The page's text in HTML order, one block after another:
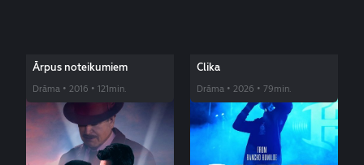
Ārpus noteikumiem
Drāma • 2016 • 121min.
Clika
Drāma • 2026 • 79min.